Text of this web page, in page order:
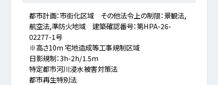
都市計画：市街化区域 その他法令上の制限：景観法,
航空法,準防火地域 建築確認番号：第HPA-26-
02277-1号
※高さ10m 宅地造成等工事規制区域
日影規制：3h-2h/1.5m
特定都市河川浸水被害対策法
都市再生特別法